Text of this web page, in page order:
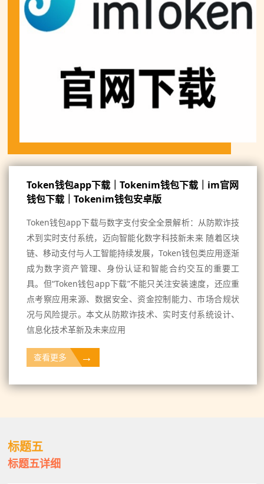
Token钱包app下载｜Tokenim钱包下载｜im官网
钱包下载｜Tokenim钱包安卓版
Token钱包app下载与数字支付安全全景解析：从防欺诈技
术到实时支付系统，迈向智能化数字科技新未来 随着区块
链、移动支付与人工智能持续发展，Token钱包类应用逐渐
成为数字资产管理、身份认证和智能合约交互的重要工
具。但“Token钱包app下载”不能只关注安装速度，还应重
点考察应用来源、数据安全、资金控制能力、市场合规状
况与风险提示。本文从防欺诈技术、实时支付系统设计、
信息化技术革新及未来应用
查看更多 →
标题五
标题五详细